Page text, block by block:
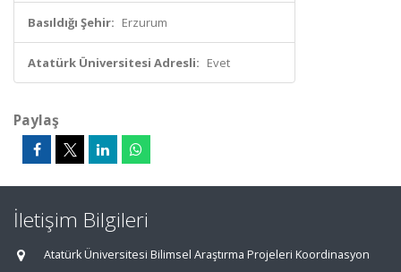
Basıldığı Şehir: Erzurum
Atatürk Üniversitesi Adresli: Evet
Paylaş
İletişim Bilgileri
Atatürk Üniversitesi Bilimsel Araştırma Projeleri Koordinasyon